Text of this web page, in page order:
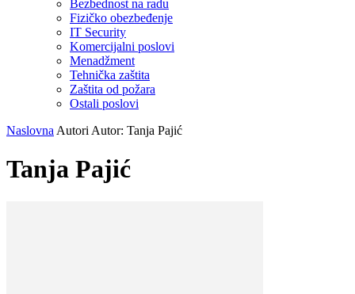
Bezbednost na radu
Fizičko obezbeđenje
IT Security
Komercijalni poslovi
Menadžment
Tehnička zaštita
Zaštita od požara
Ostali poslovi
Naslovna Autori Autor: Tanja Pajić
Tanja Pajić